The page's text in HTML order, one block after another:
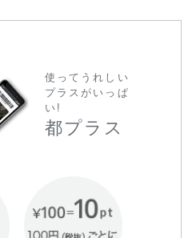
使ってうれしい
プラスがいっぱ
い!
都プラス